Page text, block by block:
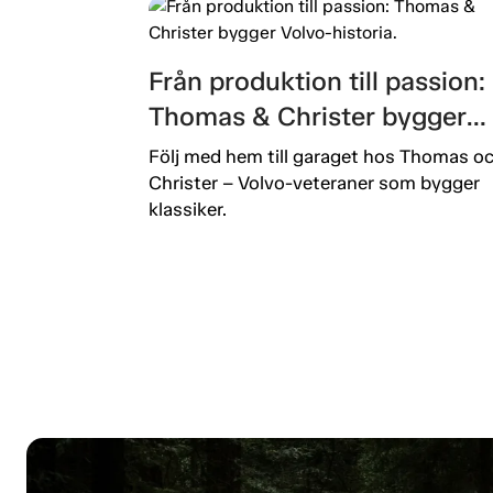
Från produktion till passion:
Thomas & Christer bygger
Volvo-historia.
Följ med hem till garaget hos Thomas
Christer – Volvo-veteraner som bygger
klassiker.